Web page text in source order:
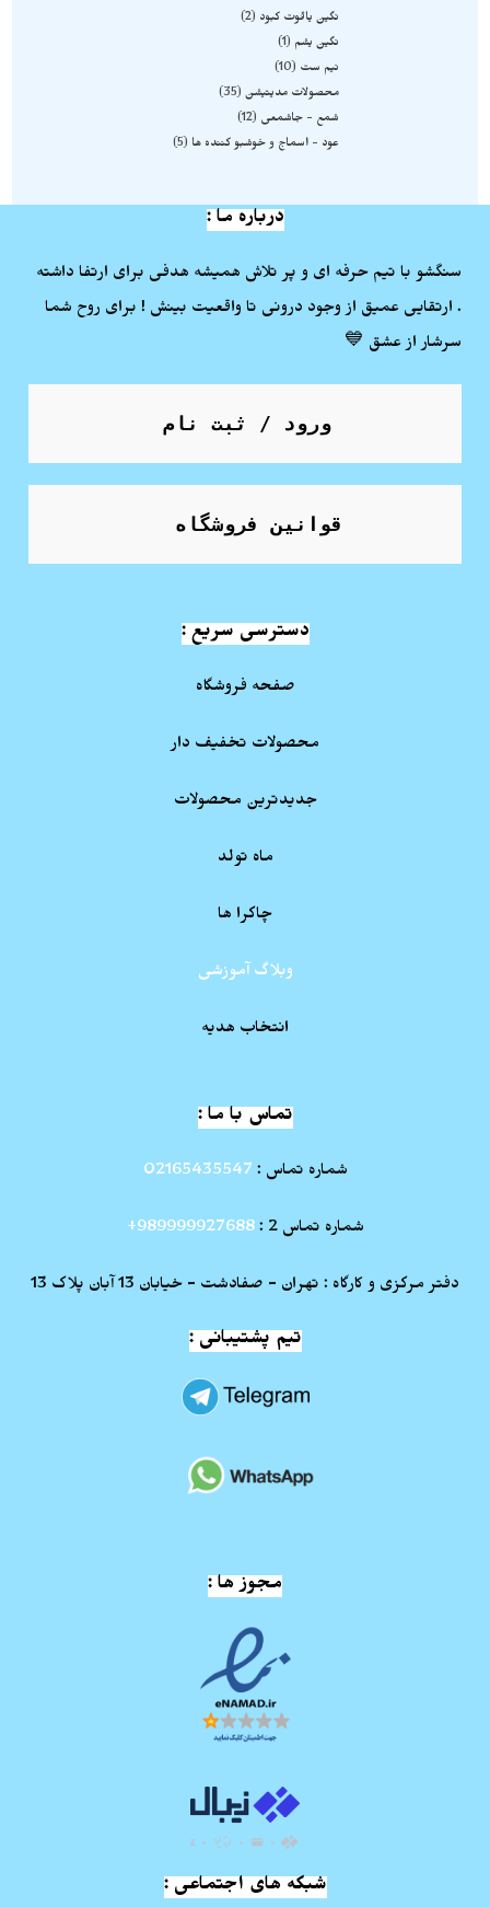
نگین یاقوت کبود
2
نگین یشم
1
نیم ست
10
محصولات مدیتیشن 35
شمع - جاشمعی
12
عود - اسماج و خوشبو کننده ها
5
درباره ما :
سنگشو با تیم حرفه ای و پر تلاش همیشه هدفی برای ارتفا داشته
. ارتقایی عمیق از وجود درونی تا واقعیت بینش ! برای روح شما
سرشار از عشق 💙
ورود / ثبت نام
قوانین فروشگاه
دسترسی سریع :
صفحه فروشگاه
محصولات تخفیف دار
جدیدترین محصولات
ماه تولد
چاکرا ها
وبلاگ آموزشی
انتخاب هدیه
تماس با ما :
شماره تماس : 02165435547
شماره تماس 2 : 989999927688+
دفتر مرکزی و کارگاه : تهران - صفادشت - خیابان 13 آبان پلاک 13
تیم پشتیبانی :
مجوز ها :
شبکه های اجتماعی :